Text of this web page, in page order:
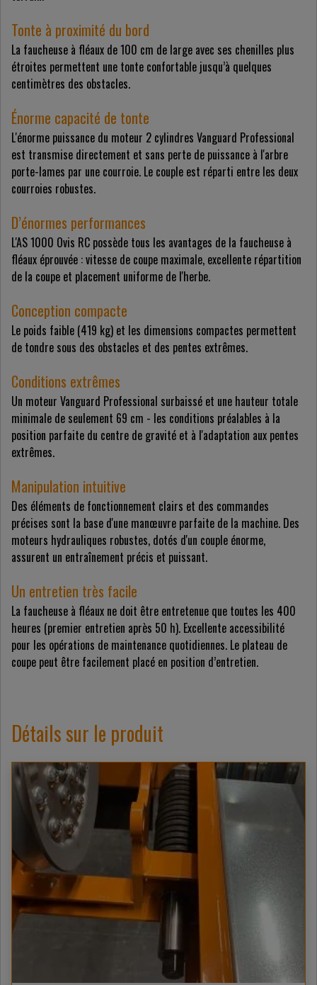
Tonte à proximité du bord
La faucheuse à fléaux de 100 cm de large avec ses chenilles plus
étroites permettent une tonte confortable jusqu’à quelques
centimètres des obstacles.
Énorme capacité de tonte
L'énorme puissance du moteur 2 cylindres Vanguard Professional
est transmise directement et sans perte de puissance à l'arbre
porte-lames par une courroie. Le couple est réparti entre les deux
courroies robustes.
D’énormes performances
L'AS 1000 Ovis RC possède tous les avantages de la faucheuse à
fléaux éprouvée : vitesse de coupe maximale, excellente répartition
de la coupe et placement uniforme de l'herbe.
Conception compacte
Le poids faible (419 kg) et les dimensions compactes permettent
de tondre sous des obstacles et des pentes extrêmes.
Conditions extrêmes
Un moteur Vanguard Professional surbaissé et une hauteur totale
minimale de seulement 69 cm - les conditions préalables à la
position parfaite du centre de gravité et à l'adaptation aux pentes
extrêmes.
Manipulation intuitive
Des éléments de fonctionnement clairs et des commandes
précises sont la base d'une manœuvre parfaite de la machine. Des
moteurs hydrauliques robustes, dotés d'un couple énorme,
assurent un entraînement précis et puissant.
Un entretien très facile
La faucheuse à fléaux ne doit être entretenue que toutes les 400
heures (premier entretien après 50 h). Excellente accessibilité
pour les opérations de maintenance quotidiennes. Le plateau de
coupe peut être facilement placé en position d’entretien.
Détails sur le produit